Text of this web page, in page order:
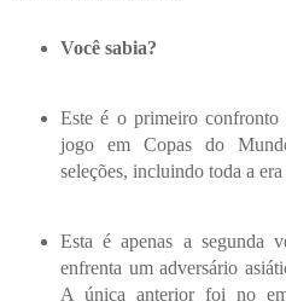
Você sabia?
Este é o primeiro
jogo em Copas do
seleções, incluindo toda a
Esta é apenas a segunda
enfrenta um adversário
A única anterior foi no